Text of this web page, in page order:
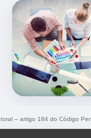
– artigo 184 do Código